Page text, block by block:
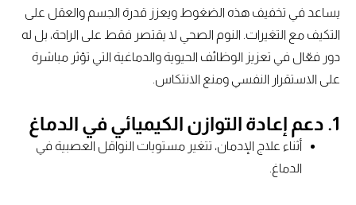
يساعد في تخفيف هذه الضغوط ويعزز قدرة الجسم والعقل على
التكيف مع التغيرات. النوم الصحي لا يقتصر فقط على الراحة، بل له
دور فعّال في تعزيز الوظائف الحيوية والدماغية التي تؤثر مباشرة
على الاستقرار النفسي ومنع الانتكاس.
أثناء علاج الإدمان، تتغير مستويات النواقل العصبية في
الدماغ.